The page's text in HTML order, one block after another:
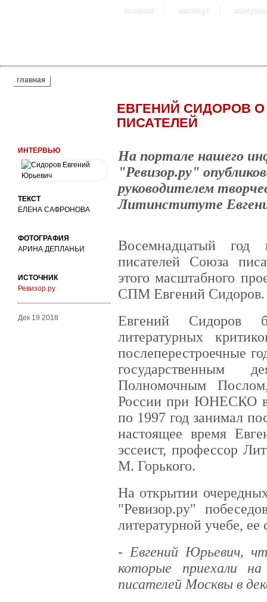
главная институт
ВЫ ЗДЕСЬ
главная
ЕВГЕНИЙ СИДОРОВ
ПИСАТЕЛЕЙ
ИНТЕРВЬЮ
ТЕКСТ
ЕЛЕНА САФРОНОВА
ФОТОГРАФИЯ
АРИНА ДЕПЛАНЬИ
ИСТОЧНИК
Ревизор.ру
Дек 19 2018
На портале нашего
"Ревизор.ру"
руководителем
Литинституте
Восемнадцатый год
писателей Союза
этого масштабного
СПМ Евгений Сидоров.
Евгений Сидоров
литературных
послеперестроечные
государственным
Полномочным
России при ЮНЕСКО в
по 1997 год занимал
настоящее время
эссеист, профессор
М. Горького.
На открытии
"Ревизор.ру"
литературной учебе,
- Евгений Юрьевич,
которые приехали
писателей Москвы в